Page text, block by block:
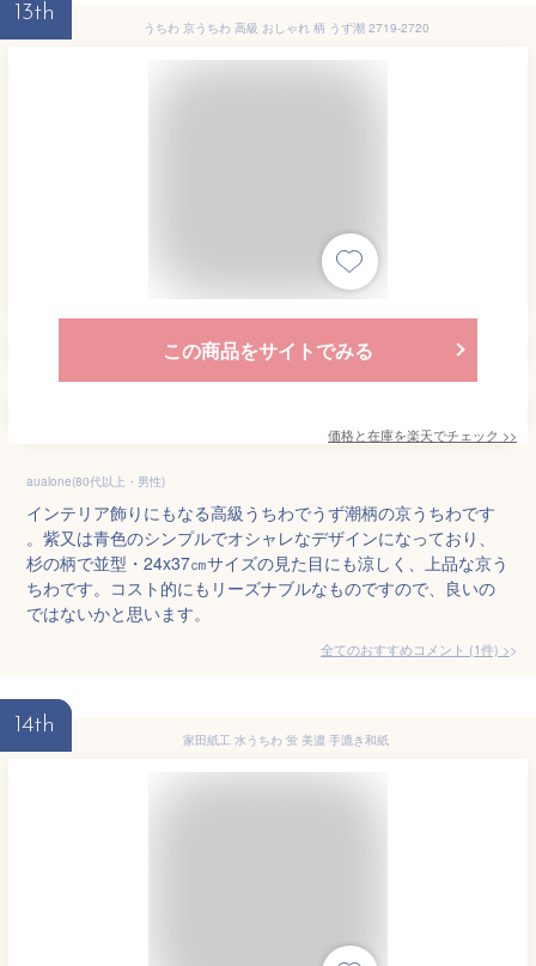
13th
うちわ 京うちわ 高級 おしゃれ 柄 うず潮 2719-2720
この商品をサイトでみる
価格と在庫を楽天でチェック >>
aualone(80代以上・男性)
インテリア飾りにもなる高級うちわでうず潮柄の京うちわです
。紫又は青色のシンプルでオシャレなデザインになっており、
杉の柄で並型・24x37㎝サイズの見た目にも涼しく、上品な京う
ちわです。コスト的にもリーズナブルなものですので、良いの
ではないかと思います。
全てのおすすめコメント (1件) >
14th
家田紙工 水うちわ 蛍 美濃 手漉き和紙